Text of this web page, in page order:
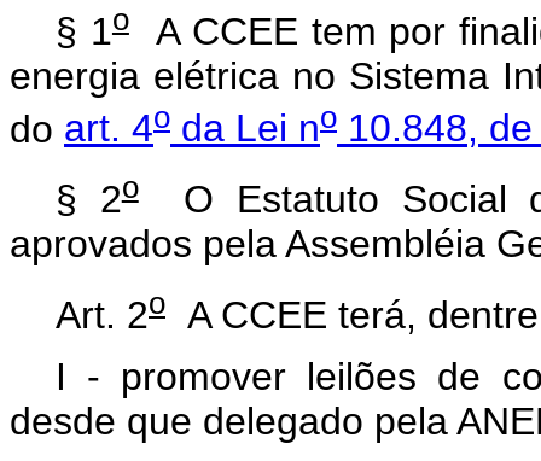
§ 1oA CCEE tem por
energia elétrica no Sistema
do art. 4o da Lei no 10.848,
§ 2oO Estatuto Social
aprovados pela Assembléia
Art. 2o A CCEE terá,
I - promover leilões de
desde que delegado pela